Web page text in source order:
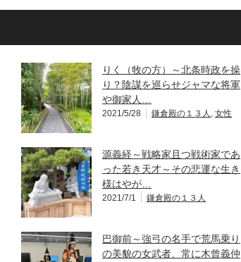
りく（牧の方）～北条時政を操
り？陰謀を巡らせジャマな将軍
や御家人…
2021/5/28 鎌倉殿の１３人 女性
源義経～戦略家且つ戦術家であ
った若き天才～その悲運な生き
様はやが…
2021/7/1 鎌倉殿の１３人
巴御前～強弓の名手で荒馬乗り
の美貌の女武者、常に木曾義仲